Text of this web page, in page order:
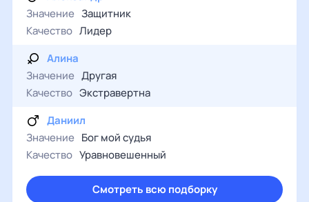
Значение Защитник
Качество Лидер
Алина
Значение Другая
Качество Экстравертна
Даниил
Значение Бог мой судья
Качество Уравновешенный
Смотреть всю подборку